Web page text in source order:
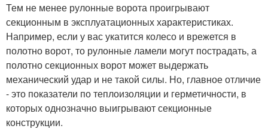
Тем не менее рулонные ворота проигрывают
секционным в эксплуатационных характеристиках.
Например, если у вас укатится колесо и врежется в
полотно ворот, то рулонные ламели могут пострадать, а
полотно секционных ворот может выдержать
механический удар и не такой силы. Но, главное отличие
- это показатели по теплоизоляции и герметичности, в
которых однозначно выигрывают секционные
конструкции.